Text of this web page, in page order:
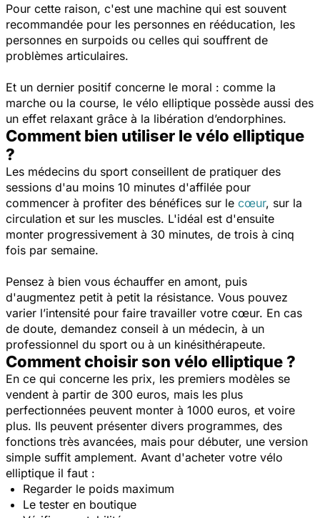
Pour cette raison, c'est une machine qui est souvent
recommandée pour les personnes en rééducation, les
personnes en surpoids ou celles qui souffrent de
problèmes articulaires.
Et un dernier positif concerne le moral : comme la
marche ou la course, le vélo elliptique possède aussi des
un effet relaxant grâce à la libération d’endorphines.
Comment bien utiliser le vélo elliptique
?
Les médecins du sport conseillent de pratiquer des
sessions d'au moins 10 minutes d'affilée pour
commencer à profiter des bénéfices sur le cœur, sur la
circulation et sur les muscles. L'idéal est d'ensuite
monter progressivement à 30 minutes, de trois à cinq
fois par semaine.
Pensez à bien vous échauffer en amont, puis
d'augmentez petit à petit la résistance. Vous pouvez
varier l’intensité pour faire travailler votre cœur. En cas
de doute, demandez conseil à un médecin, à un
professionnel du sport ou à un kinésithérapeute.
Comment choisir son vélo elliptique ?
En ce qui concerne les prix, les premiers modèles se
vendent à partir de 300 euros, mais les plus
perfectionnées peuvent monter à 1000 euros, et voire
plus. Ils peuvent présenter divers programmes, des
fonctions très avancées, mais pour débuter, une version
simple suffit amplement. Avant d'acheter votre vélo
elliptique il faut :
Regarder le poids maximum
Le tester en boutique